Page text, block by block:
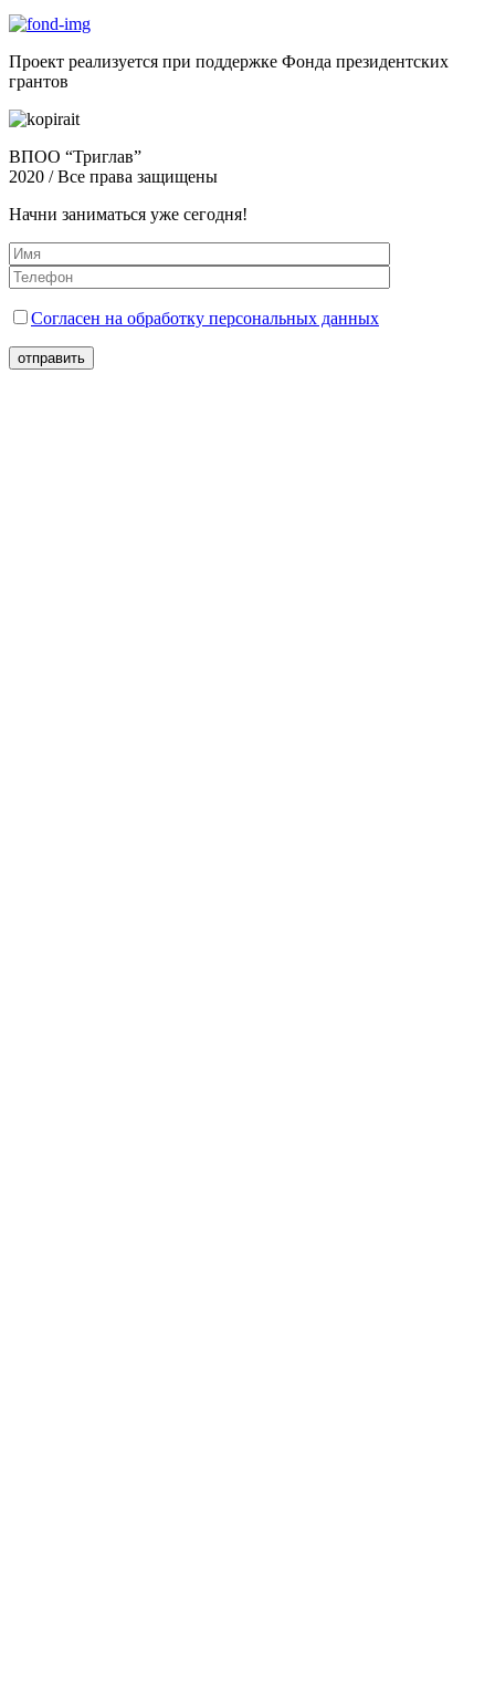
Проект реализуется при поддержке Фонда президентских
грантов
ВПОО “Триглав”
2020 / Все права защищены
Начни заниматься уже сегодня!
Согласен на обработку персональных данных